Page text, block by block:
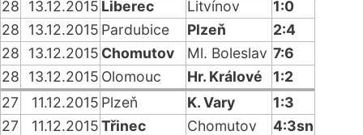
28
13.12.2015 Liberec Litvínov
1:0
28
13.12.2015 Pardubice Plzeň
2:4
28
13.12.2015 Chomutov Ml. Boleslav 7:6
28
13.12.2015 Olomouc Hr. Králové
1:2
27
11.12.2015 Plzeň K. Vary
1:3
27
11.12.2015Třinec Chomutov
4:3sn